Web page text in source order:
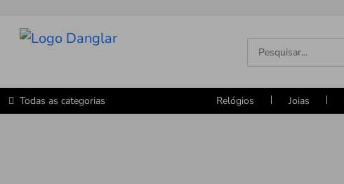
Todas as categorias Relógios Joias